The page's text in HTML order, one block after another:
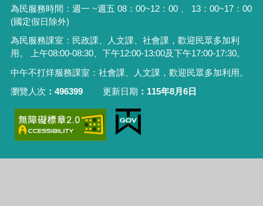
為民服務時間：週一 ~週五 08：00~12：00 、 13：00~17：00
(國定假日除外)
為民服務課室：民政課、人文課、社會課，歡迎民眾多加利
用。 上午08:00-08:30、下午12:00-13:00及下午17:00-17:30。
中午不打烊服務課室：社會課、人文課，歡迎民眾多加利用。
瀏覽人次
496399 更新日期 115年8月6日